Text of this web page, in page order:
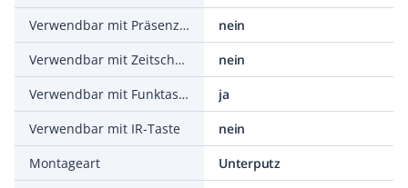
Verwendbar mit Präsenzmelder
nein
Verwendbar mit Zeitschalter/Timer
nein
Verwendbar mit Funktaste
ja
Verwendbar mit IR-Taste
nein
Montageart
Unterputz